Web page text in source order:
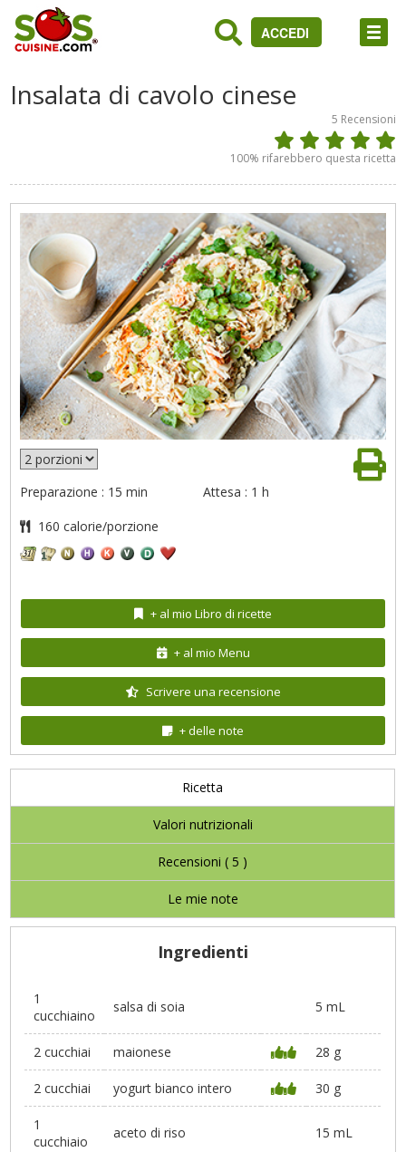
ACCEDI
Insalata di cavolo cinese
5 Recensioni
100% rifarebbero questa ricetta
Preparazione : 15 min Attesa : 1 h
160 calorie/porzione
+ al mio Libro di ricette
+ al mio Menu
Scrivere una recensione
+ delle note
Ricetta
Valori nutrizionali
Recensioni (5 )
Le mie note
Ingredienti
1
cucchiaino
salsa di soia 5 mL
2 cucchiai maionese 28 g
2 cucchiai yogurt bianco intero 30 g
1
cucchiaio
aceto di riso 15 mL